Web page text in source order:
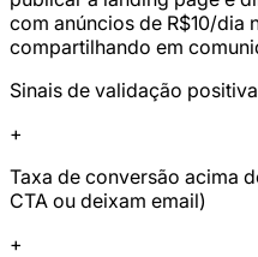
com anúncios de R$10/dia
compartilhando em
Sinais de validação positiva
+
Taxa de conversão acima
CTA ou deixam email)
+